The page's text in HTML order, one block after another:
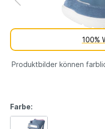
100%
Produktbilder können
Farbe: